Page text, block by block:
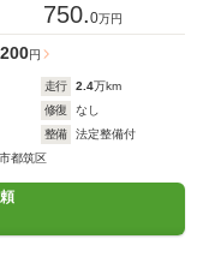
750.0万円
円
走行 2.4万km
修復
なし
整備
法定整備付
都筑区